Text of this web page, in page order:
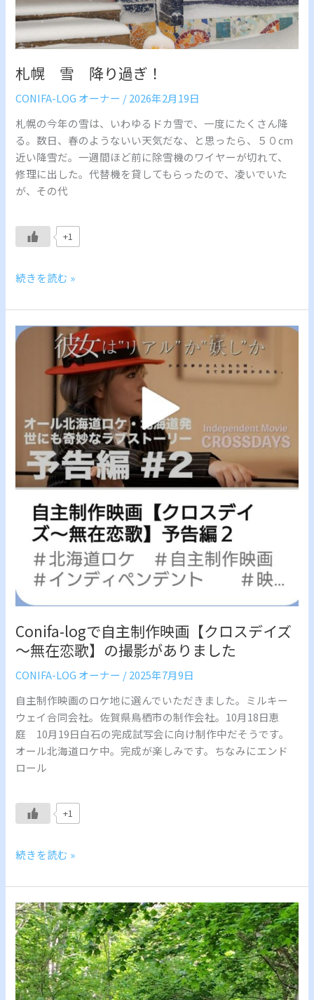
札幌 雪 降り過ぎ！
CONIFA-LOG オーナー /2026年2月19日
札幌の今年の雪は、いわゆるドカ雪で、一度にたくさん降
る。数日、春のようないい天気だな、と思ったら、５０cm
近い降雪だ。一週間ほど前に除雪機のワイヤーが切れて、
修理に出した。代替機を貸してもらったので、凌いでいた
が、その代
+1
続きを読む »
Conifa-logで自主制作映画【クロスデイズ
～無在恋歌】の撮影がありました
CONIFA-LOG オーナー /2025年7月9日
自主制作映画のロケ地に選んでいただきました。ミルキー
ウェイ合同会社。佐賀県鳥栖市の制作会社。10月18日恵
庭 10月19日白石の完成試写会に向け制作中だそうです。
オール北海道ロケ中。完成が楽しみです。ちなみにエンド
ロール
+1
Conifa-
制
作
画
【ク
～
無
恋
歌】
の
影
が
あ
り
ま
た
続きを読む »
イ
ン
ド
か
ら
の